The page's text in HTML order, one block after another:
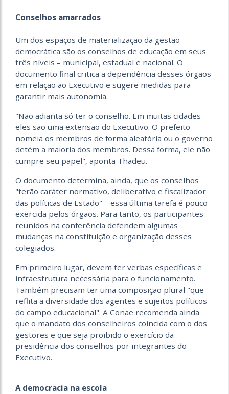
Conselhos amarrados
Um dos espaços de materialização da gestão
democrática são os conselhos de educação em seus
três níveis – municipal, estadual e nacional. O
documento final critica a dependência desses órgãos
em relação ao Executivo e sugere medidas para
garantir mais autonomia.
"Não adianta só ter o conselho. Em muitas cidades
eles são uma extensão do Executivo. O prefeito
nomeia os membros de forma aleatória ou o governo
detém a maioria dos membros. Dessa forma, ele não
cumpre seu papel", aponta Thadeu.
O documento determina, ainda, que os conselhos
"terão caráter normativo, deliberativo e fiscalizador
das políticas de Estado" – essa última tarefa é pouco
exercida pelos órgãos. Para tanto, os participantes
reunidos na conferência defendem algumas
mudanças na constituição e organização desses
colegiados.
Em primeiro lugar, devem ter verbas específicas e
infraestrutura necessária para o funcionamento.
Também precisam ter uma composição plural "que
reflita a diversidade dos agentes e sujeitos políticos
do campo educacional". A Conae recomenda ainda
que o mandato dos conselheiros coincida com o dos
gestores e que seja proibido o exercício da
presidência dos conselhos por integrantes do
Executivo.
A democracia na escola